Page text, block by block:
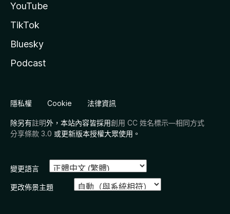
YouTube
TikTok
Bluesky
Podcast
隱私權 Cookie 法律資訊
除另有註明外，本站內容皆採用創用 CC 姓名標示—相同方式
分享條款 3.0 或更新版本授權大眾使用。
變更語言
更改佈景主題